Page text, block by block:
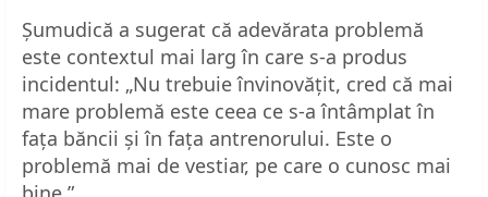
Șumudică a sugerat că adevărata problemă
este contextul mai larg în care s-a produs
incidentul: „Nu trebuie învinovățit, cred că mai
mare problemă este ceea ce s-a întâmplat în
fața băncii și în fața antrenorului. Este o
problemă mai de vestiar, pe care o cunosc mai